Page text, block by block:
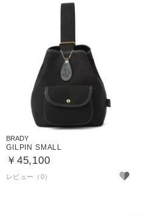
BRADY
GILPIN SMALL
￥45,100